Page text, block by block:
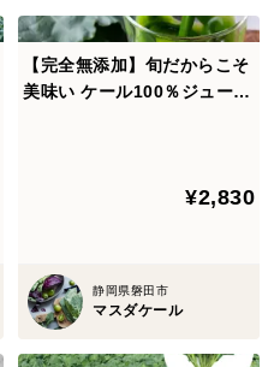
【完全無添加】旬だからこそ
美味い ケール100％ジュース
¥2,830
静岡県磐田市
マスダケール